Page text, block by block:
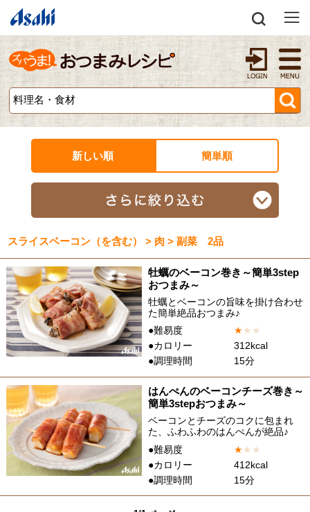
新しい順 簡単順
スライスベーコン（を含む） > 肉 > 副菜 2品
牡蠣のベーコン巻き～簡単3step
おつまみ～
牡蠣とベーコンの旨味を掛け合わせ
た簡単絶品おつまみ♪
●難易度
★★ ★
●カロリー
312kcal
●調理時間
15分
はんぺんのベーコンチーズ巻き～
簡単3stepおつまみ～
ベーコンとチーズのコクに包まれ
た、ふわふわのはんぺんが絶品♪
●難易度
★★ ★
●カロリー
412kcal
●調理時間
15分